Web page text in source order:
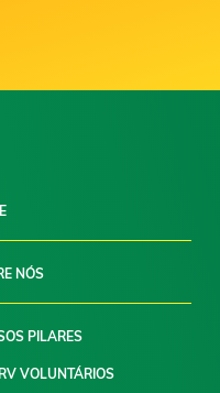
NÓS
PILARES
VOLUNTÁRIOS